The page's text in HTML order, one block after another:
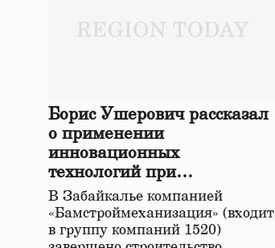
Борис Ушерович рассказал
о применении
инновационных
технологий при
строительстве нового моста
в Забайкалье
В Забайкалье компанией
«Бамстроймеханизация» (входит
в группу компаний 1520)